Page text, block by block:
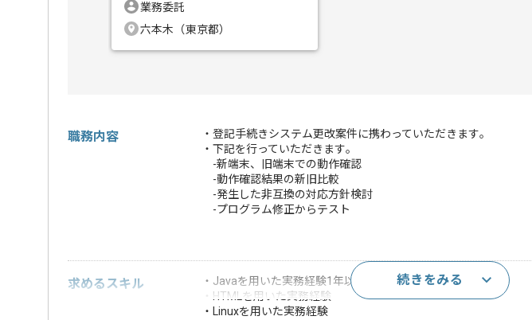
業務委託
六本木（東京都）
職務内容
・登記手続きシステム更改案件に携わっていただきます｡
・下記を行っていただきます｡
-新端末、旧端末での動作確認
-動作確認結果の新旧比較
-発生した非互換の対応方針検討
-プログラム修正からテスト
求めるスキル
・Javaを用いた実務経験1年以上
・HTMLを用いた実務経験
・Linuxを用いた実務経験
続きをみる